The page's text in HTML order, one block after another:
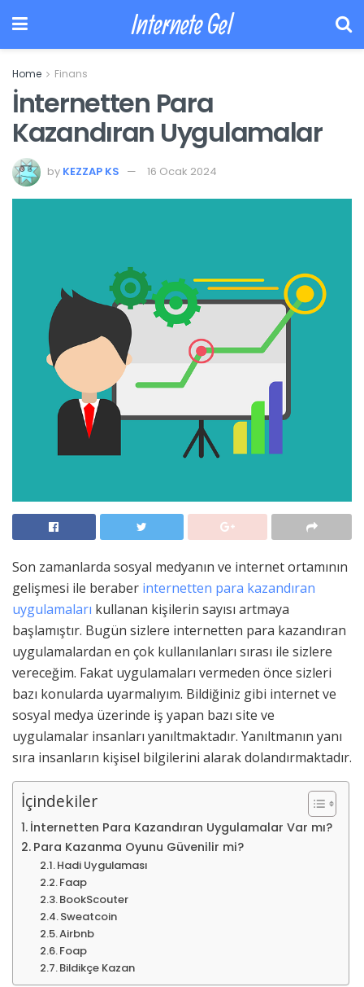
Internete Gel
Home Finans
İnternetten Para
Kazandıran Uygulamalar
by KEZZAP KS 16 Ocak 2024
Son zamanlarda sosyal medyanın ve internet ortamının
gelişmesi ile beraber internetten para kazandıran
uygulamaları kullanan kişilerin sayısı artmaya
başlamıştır. Bugün sizlere internetten para kazandıran
uygulamalardan en çok kullanılanları sırası ile sizlere
vereceğim. Fakat uygulamaları vermeden önce sizleri
bazı konularda uyarmalıyım. Bildiğiniz gibi internet ve
sosyal medya üzerinde iş yapan bazı site ve
uygulamalar insanları yanıltmaktadır. Yanıltmanın yanı
sıra insanların kişisel bilgilerini alarak dolandırmaktadır.
İçindekiler
İnternetten Para Kazandıran Uygulamalar Var mı?
Para Kazanma Oyunu Güvenilir mi?
Hadi Uygulaması
Faap
BookScouter
Sweatcoin
Airbnb
Foap
Bildikçe Kazan